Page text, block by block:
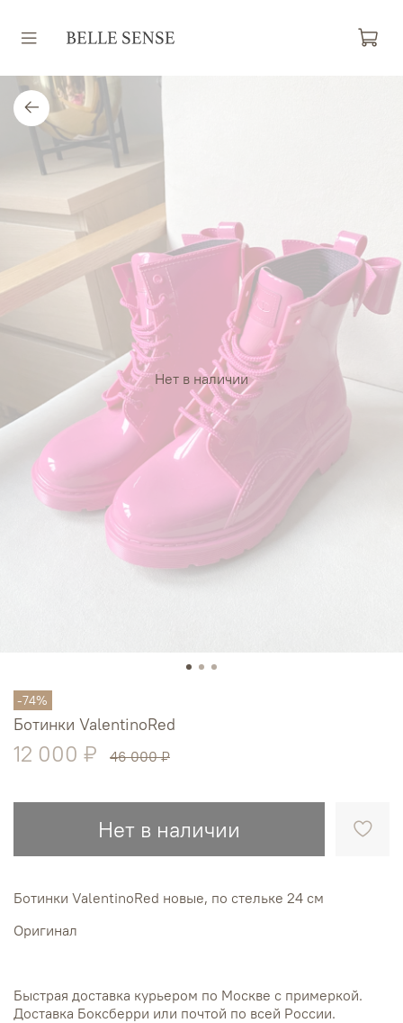
Нет в наличии
-74%
Ботинки ValentinoRed
12 000 ₽ 46 000 ₽
Нет в наличии
Ботинки ValentinoRed новые, по стельке 24 см
Оригинал
Быстрая доставка курьером по Москве с примеркой.
Доставка Боксберри или почтой по всей России.